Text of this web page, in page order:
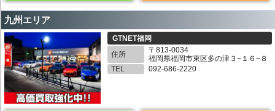
九州エリア
GTNET福岡
住所
〒813-0034
福岡県福岡市東区多の津３−１６−８
TEL
092-686-2220